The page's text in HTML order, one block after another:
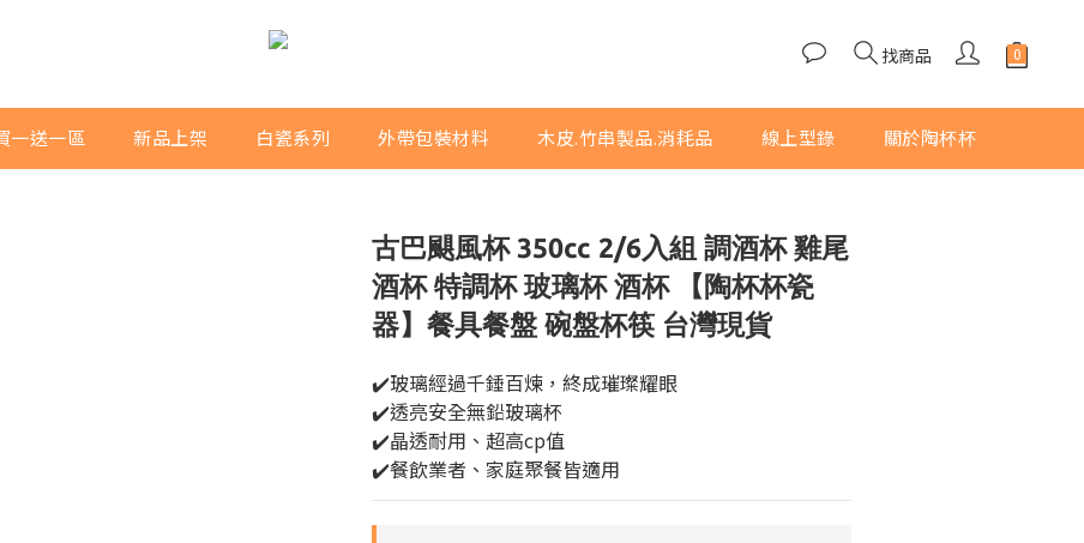
找商品
一送一區 新品上架 白瓷系列 外帶包裝材料 木皮.竹串製品.消耗品 線上型錄 關於陶杯杯
古巴颶風杯 350cc 2/6入組 調酒杯 雞尾
酒杯 特調杯 玻璃杯 酒杯 【陶杯杯瓷
器】餐具餐盤 碗盤杯筷 台灣現貨
✔️玻璃經過千錘百煉，終成璀璨耀眼
✔️透亮安全無鉛玻璃杯
✔️晶透耐用、超高cp值
✔️餐飲業者、家庭聚餐皆適用